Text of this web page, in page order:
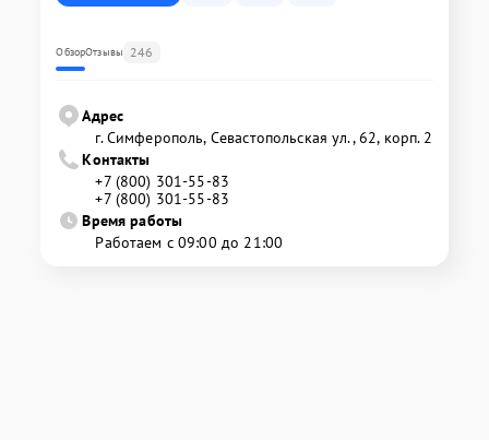
ОбзорОтзывы 246
Адрес
г. Симферополь, Севастопольская ул., 62, корп. 2
Контакты
+7 (800) 301-55-83
+7 (800) 301-55-83
Время работы
Работаем с 09:00 до 21:00